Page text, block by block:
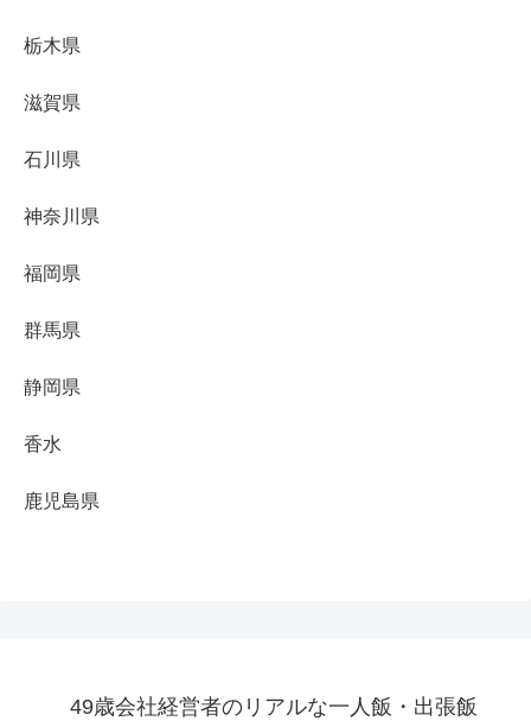
栃木県
滋賀県
石川県
神奈川県
福岡県
群馬県
静岡県
香水
鹿児島県
49歳会社経営者のリアルな一人飯・出張飯